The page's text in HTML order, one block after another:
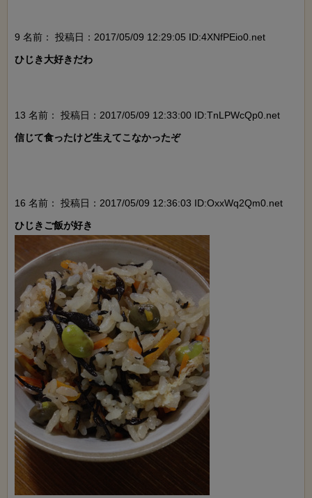
9 名前：
投稿日：2017/05/09 12:29:05 ID:4XNfPEio0.net
ひじき大好きだわ
13 名前：
投稿日：2017/05/09 12:33:00 ID:TnLPWcQp0.net
信じて食ったけど生えてこなかったぞ
16 名前：
投稿日：2017/05/09 12:36:03 ID:OxxWq2Qm0.net